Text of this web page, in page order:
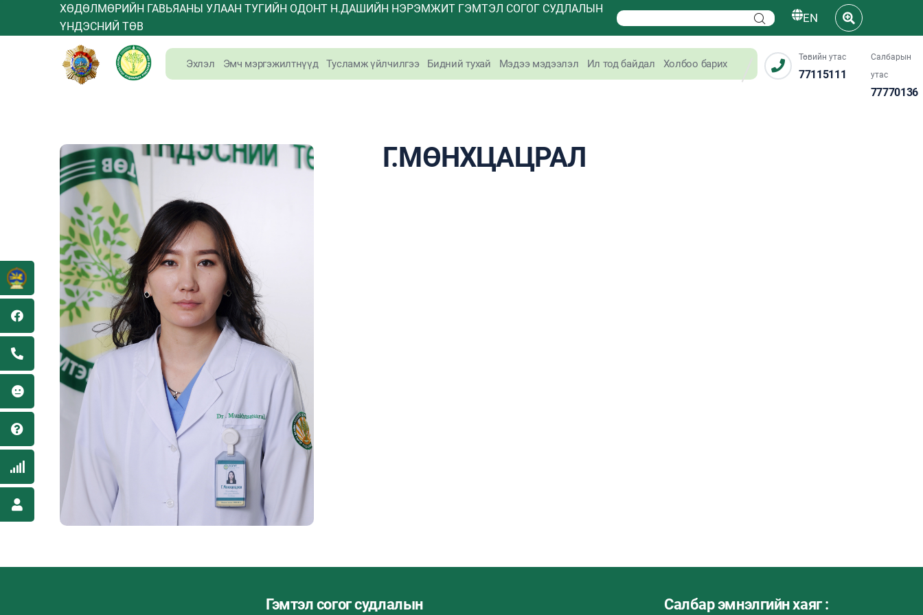
ХӨДӨЛМӨРИЙН ГАВЬЯАНЫ УЛААН ТУГИЙН ОДОНТ Н.ДАШИЙН НЭРЭМЖИТ ГЭМТЭЛ СОГОГ СУДЛАЛЫН
ҮНДЭСНИЙ ТӨВ
EN
Эхлэл Эмч мэргэжилтнүүд Тусламж үйлчилгээ Бидний тухай Мэдээ мэдээлэл Ил тод байдал Холбоо барих
Төвийн утас
77115111
Салбарын
утас
77770136
Г.МӨНХЦАЦРАЛ
Гэмтэл согог судлалын Салбар эмнэлгийн хаяг :